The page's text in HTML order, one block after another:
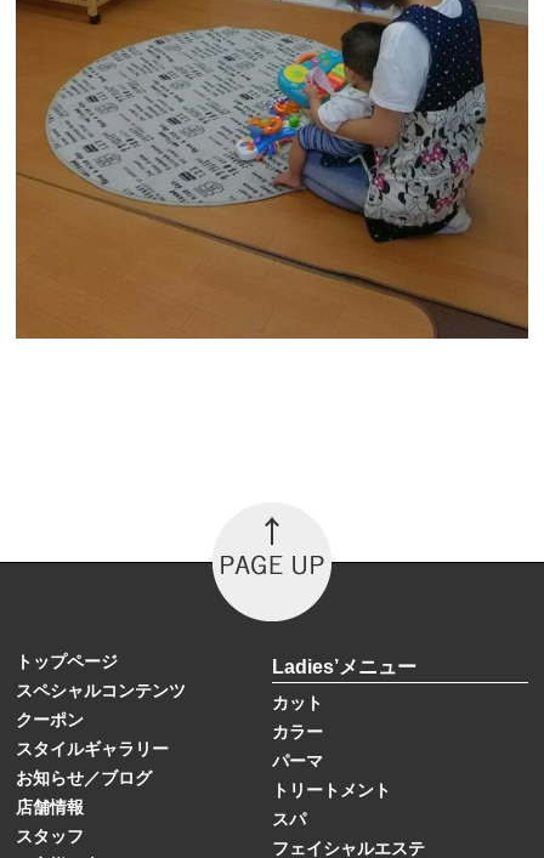
トップページ
スペシャルコンテンツ
クーポン
スタイルギャラリー
お知らせ／ブログ
店舗情報
スタッフ
Ladies’メニュー
カット
カラー
パーマ
トリートメント
スパ
フェイシャルエステ